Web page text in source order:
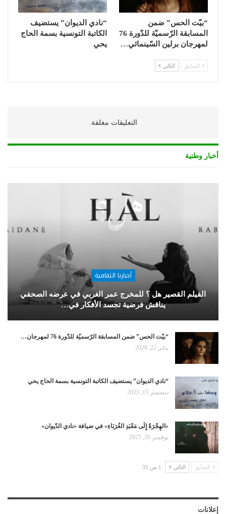
“بيّت الحس” ضمن
المسابقة الرّسميّة للدّورة 76
لمهرجان برلين السّينمائي…
“نادي الديوان” يستضيف
الكاتبة التونسية بسمة الحاج
يحي
السابق التالي
التعليقات مغلقة.
أخبار وطنية
أخبارنا الثقافية
الفيلم القصير هل ؟ للمخرج عمر الغربي في عرضه الصحفي
يناقش فرضية تجسد الأفكار في…
“بيّت الحس” ضمن المسابقة الرّسميّة للدّورة 76 لمهرجان…
يناير 22, 2026
“نادي الديوان” يستضيف الكاتبة التونسية بسمة الحاج يحي
ديسمبر 15, 2025
«الهِجْرَةُ إِلَى مَعْبَدِ الغُرَبَاءِ» في ضيافة «نادي الدّيوان»
نوفمبر 20, 2025
السابق التالي 1 من 35
إعلانات